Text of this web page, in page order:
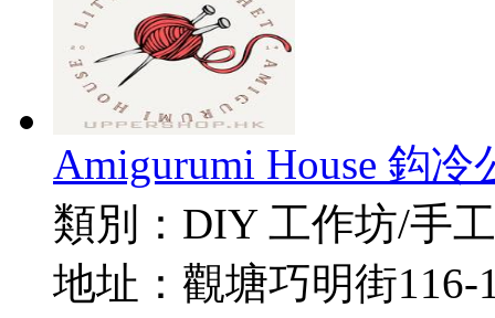
Amigurumi House 鈎冷
類別： DIY 工作坊/手
地址： 觀塘巧明街116-